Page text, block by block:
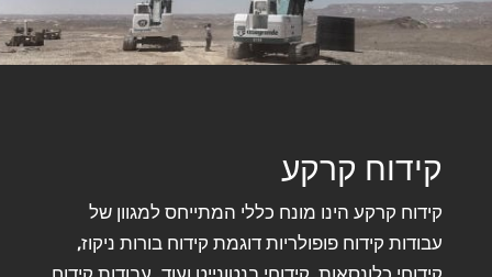
קידוח קרקע
קידוח קרקע הינו מונח כללי המתייחס למגוון של
עבודות קידוח פופולריות דוגמת קידוח בורות ניקוז,